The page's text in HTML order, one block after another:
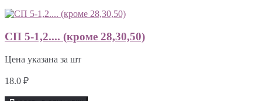
СП 5-1,2.... (кроме 28,30,50)
Цена указана за шт
18.0 ₽